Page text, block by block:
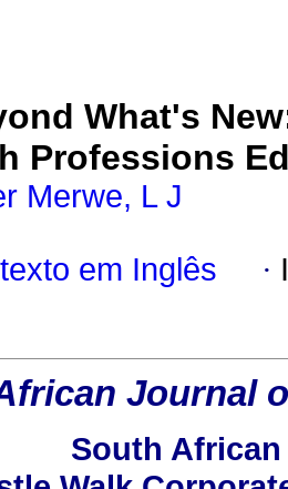
What's
Professions
Merwe, L J
texto em Inglês ·
Journal
South